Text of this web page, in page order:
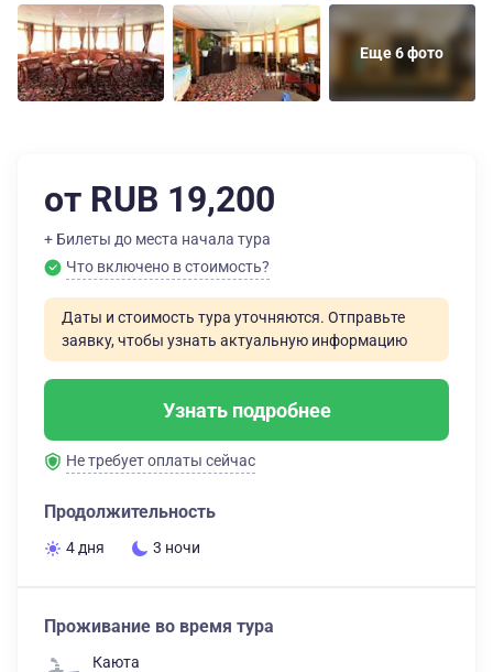
Еще 6 фото
от RUB 19,200
+ Билеты до места начала тура
Что включено в стоимость?
Даты и стоимость тура уточняются. Отправьте
заявку, чтобы узнать актуальную информацию
Узнать подробнее
Не требует оплаты сейчас
Продолжительность
4 дня 3 ночи
Проживание во время тура
Каюта